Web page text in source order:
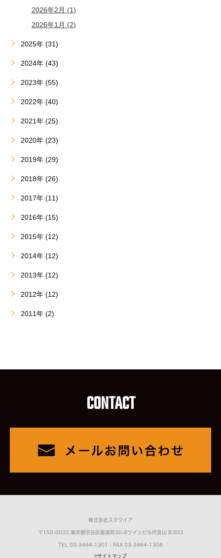
2026年2月 (1)
2026年1月 (2)
2025年 (31)
2024年 (43)
2023年 (55)
2022年 (40)
2021年 (25)
2020年 (23)
2019年 (29)
2018年 (26)
2017年 (11)
2016年 (15)
2015年 (12)
2014年 (12)
2013年 (12)
2012年 (12)
2011年 (2)
CONTACT
株式会社スクワイア
〒150-0033 東京都渋谷区猿楽町30-8ツインビル代官山 B 603
TEL 03-3464-1301｜FAX 03-3464-1308
>サイトマップ